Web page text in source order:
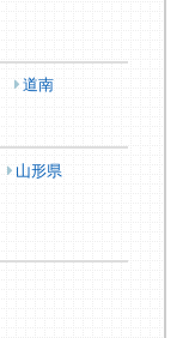
道南
山形県